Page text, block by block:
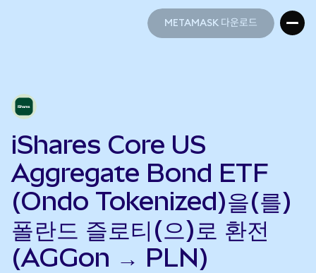
METAMASK 다운로드
iShares Core US
Aggregate Bond ETF
(Ondo Tokenized)을(를)
폴란드 즐로티(으)로 환전
(AGGon → PLN)